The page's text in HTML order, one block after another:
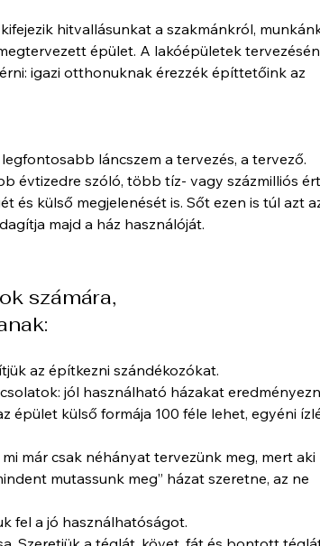
hitvallásunkat a szakmánkról,
épület. A lakóépületek
igazi otthonuknak érezzék építtetőink az
láncszem a tervezés, a tervező.
évtizedre szóló, több tíz- vagy százmilliós
és külső megjelenését is. Sőt ezen is túl azt
majd a ház használóját.
számára,
az építkezni szándékozókat.
jól használható házakat
épület külső formája 100 féle lehet, egyéni
már csak néhányat tervezünk meg, mert aki
mutassunk meg” házat szeretne, az ne
fel a jó használhatóságot.